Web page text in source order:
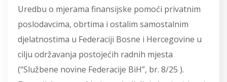
Uredbu o mjerama finansijske pomoći privatnim
poslodavcima, obrtima i ostalim samostalnim
djelatnostima u Federaciji Bosne i Hercegovine u
cilju održavanja postojećih radnih mjesta
(“Službene novine Federacije BiH”, br. 8/25 ).